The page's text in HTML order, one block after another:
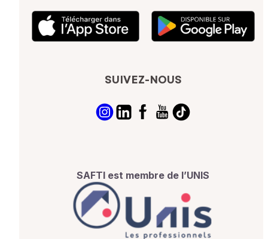
SUIVEZ-NOUS
SAFTI est membre de l’UNIS